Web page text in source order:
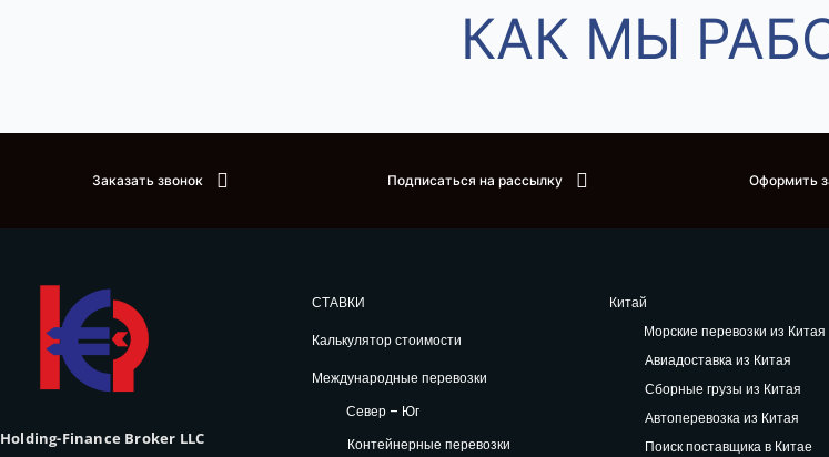
КАК МЫ
Заказать звонок Подписаться на рассылку Оформить
Holding-Finance Broker LLC
СТАВКИ
Калькулятор стоимости
Международные перевозки
Север – Юг
Контейнерные перевозки
Китай
Морские перевозки из Китая
Авиадоставка из Китая
Сборные грузы из Китая
Автоперевозка из Китая
Поиск поставщика в Китае